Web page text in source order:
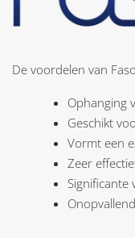
De voordelen van
Ophanging
Geschikt
Vormt een
Zeer
Significante